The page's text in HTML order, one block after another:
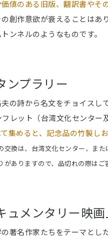
値のある旧版、翻訳書やそ
創作意欲が衰えることはあ
ンネルのようなものです。
プラリー
の詩から名文をチョイスし
レット（台湾文化センター
集めると、記念品の竹製し
換は、台湾文化センター、また
ありますので、品切れの際はご
メンタリー映画
著名作家たちをテーマとし